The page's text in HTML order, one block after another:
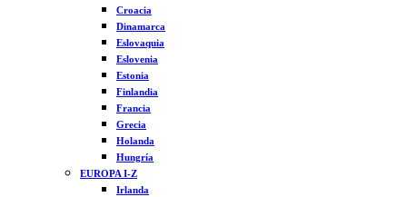
Croacia
Dinamarca
Eslovaquia
Eslovenia
Estonia
Finlandia
Francia
Grecia
Holanda
Hungría
EUROPA I-Z
Irlanda